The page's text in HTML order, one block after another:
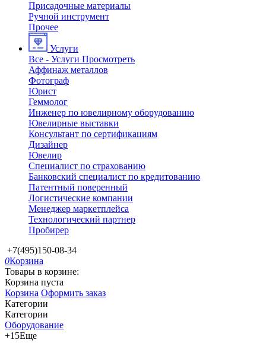
Присадочные материалы
Ручной инструмент
Прочее
Услуги
Все - Услуги Просмотреть
Аффинаж металлов
Фотограф
Юрист
Геммолог
Инженер по ювелирному оборудованию
Ювелирные выставки
Консультант по сертификациям
Дизайнер
Ювелир
Специалист по страхованию
Банковский специалист по кредитованию
Патентный поверенный
Логистические компании
Менеджер маркетплейса
Технологический партнер
Пробирер
+7(495)150-08-34
0Корзина
Товары в корзине:
Корзина пуста
Корзина Оформить заказ
Категории
Категории
Оборудование
+15Еще